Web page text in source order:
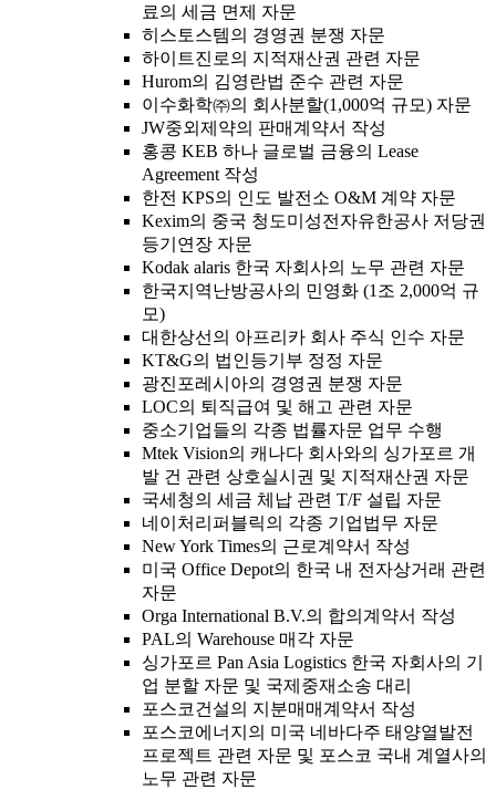
료의 세금 면제 자문
히스토스템의 경영권 분쟁 자문
하이트진로의 지적재산권 관련 자문
Hurom의 김영란법 준수 관련 자문
이수화학㈜의 회사분할(1,000억 규모) 자문
JW중외제약의 판매계약서 작성
홍콩 KEB 하나 글로벌 금융의 Lease
Agreement 작성
한전 KPS의 인도 발전소 O&M 계약 자문
Kexim의 중국 청도미성전자유한공사 저당권
등기연장 자문
Kodak alaris 한국 자회사의 노무 관련 자문
한국지역난방공사의 민영화 (1조 2,000억 규
모)
대한상선의 아프리카 회사 주식 인수 자문
KT&G의 법인등기부 정정 자문
광진포레시아의 경영권 분쟁 자문
LOC의 퇴직급여 및 해고 관련 자문
중소기업들의 각종 법률자문 업무 수행
Mtek Vision의 캐나다 회사와의 싱가포르 개
발 건 관련 상호실시권 및 지적재산권 자문
국세청의 세금 체납 관련 T/F 설립 자문
네이처리퍼블릭의 각종 기업법무 자문
New York Times의 근로계약서 작성
미국 Office Depot의 한국 내 전자상거래 관련
자문
Orga International B.V.의 합의계약서 작성
PAL의 Warehouse 매각 자문
싱가포르 Pan Asia Logistics 한국 자회사의 기
업 분할 자문 및 국제중재소송 대리
포스코건설의 지분매매계약서 작성
포스코에너지의 미국 네바다주 태양열발전
프로젝트 관련 자문 및 포스코 국내 계열사의
노무 관련 자문